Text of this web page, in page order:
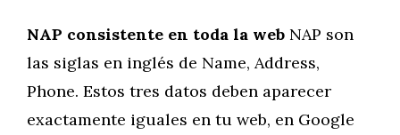
NAP consistente en toda la web NAP son
las siglas en inglés de Name, Address,
Phone. Estos tres datos deben aparecer
exactamente iguales en tu web, en Google